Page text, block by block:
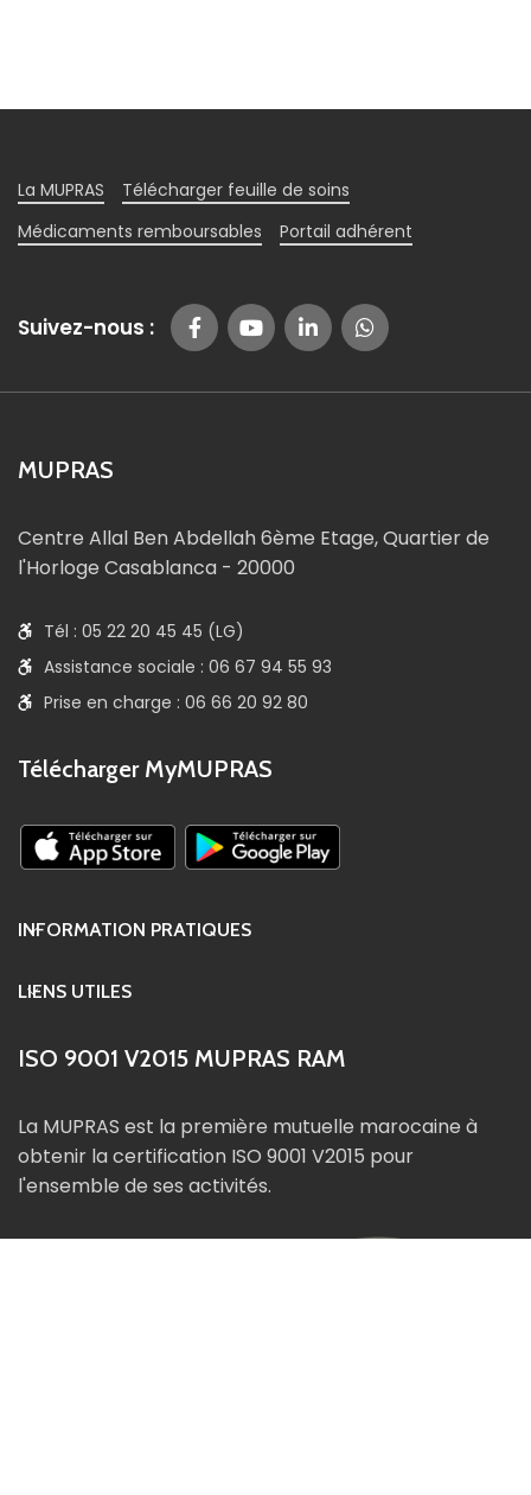
La MUPRAS
Télécharger feuille de soins
Médicaments remboursables
Portail adhérent
Suivez-nous :
MUPRAS
Centre Allal Ben Abdellah 6ème Etage, Quartier de
l'Horloge Casablanca - 20000
Tél : 05 22 20 45 45 (LG)
Assistance sociale : 06 67 94 55 93
Prise en charge : 06 66 20 92 80
Télécharger MyMUPRAS
INFORMATION PRATIQUES
LIENS UTILES
ISO 9001 V2015 MUPRAS RAM
La MUPRAS est la première mutuelle marocaine à
obtenir la certification ISO 9001 V2015 pour
l'ensemble de ses activités.